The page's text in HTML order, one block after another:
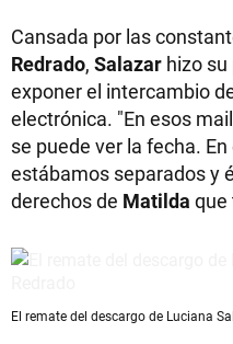
Cansada por las
Redrado, Salazar hizo
exponer el intercambio
electrónica. "En esos
se puede ver la fecha.
estábamos separados y
derechos de Matilda que
El remate del descargo de Luciana